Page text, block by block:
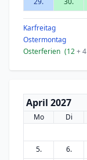
Karfreitag
Ostermontag
Osterferien (12+ 4
April 2027
Mo Di
5.
6.